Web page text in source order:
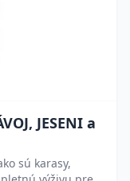
JESENI a
sú karasy,